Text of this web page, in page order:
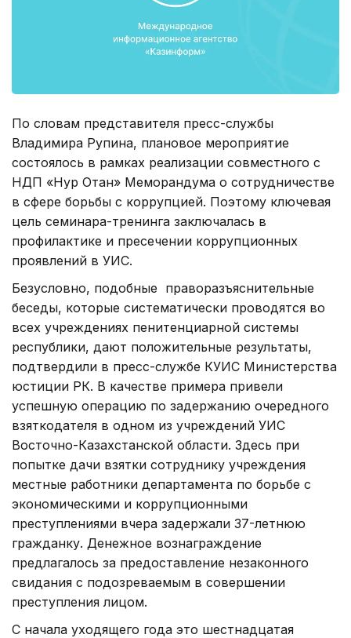
По словам представителя пресс-службы
Владимира Рупина, плановое мероприятие
состоялось в рамках реализации совместного с
НДП «Нур Отан» Меморандума о сотрудничестве
в сфере борьбы с коррупцией. Поэтому ключевая
цель семинара-тренинга заключалась в
профилактике и пресечении коррупционных
проявлений в УИС.
Безусловно, подобные праворазъяснительные
беседы, которые систематически проводятся во
всех учреждениях пенитенциарной системы
республики, дают положительные результаты,
подтвердили в пресс-службе КУИС Министерства
юстиции РК. В качестве примера привели
успешную операцию по задержанию очередного
взяткодателя в одном из учреждений УИС
Восточно-Казахстанской области. Здесь при
попытке дачи взятки сотруднику учреждения
местные работники департамента по борьбе с
экономическими и коррупционными
преступлениями вчера задержали 37-летнюю
гражданку. Денежное вознаграждение
предлагалось за предоставление незаконного
свидания с подозреваемым в совершении
преступления лицом.
С начала уходящего года это шестнадцатая